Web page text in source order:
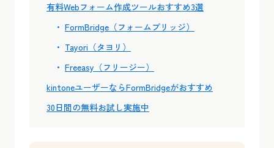
有料Webフォーム作成ツールおすすめ3選
FormBridge（フォームブリッジ）
Tayori（タヨリ）
Freeasy（フリージー）
kintoneユーザーならFormBridgeがおすすめ
30日間の無料お試し実施中